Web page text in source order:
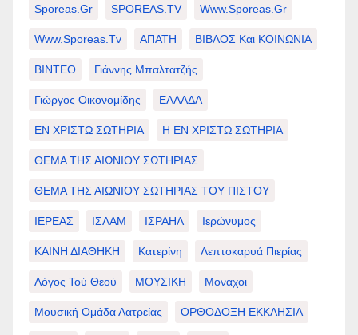
Sporeas.gr SPOREAS.TV Www.sporeas.gr
Www.sporeas.tv ΑΠΑΤΗ ΒΙΒΛΟΣ Και ΚΟΙΝΩΝΙΑ
ΒΙΝΤΕΟ Γιάννης Μπαλτατζής
Γιώργος Οικονομίδης ΕΛΛΑΔΑ
ΕΝ ΧΡΙΣΤΩ ΣΩΤΗΡΙΑ Η ΕΝ ΧΡΙΣΤΩ ΣΩΤΗΡΙΑ
ΘΕΜΑ ΤΗΣ ΑΙΩΝΙΟΥ ΣΩΤΗΡΙΑΣ
ΘΕΜΑ ΤΗΣ ΑΙΩΝΙΟΥ ΣΩΤΗΡΙΑΣ ΤΟΥ ΠΙΣΤΟΥ
ΙΕΡΕΑΣ ΙΣΛΑΜ ΙΣΡΑΗΛ Ιερώνυμος
ΚΑΙΝΗ ΔΙΑΘΗΚΗ Κατερίνη Λεπτοκαρυά Πιερίας
Λόγος Τού Θεού ΜΟΥΣΙΚΗ Μοναχοι
Μουσική Ομάδα Λατρείας ΟΡΘΟΔΟΞΗ ΕΚΚΛΗΣΙΑ